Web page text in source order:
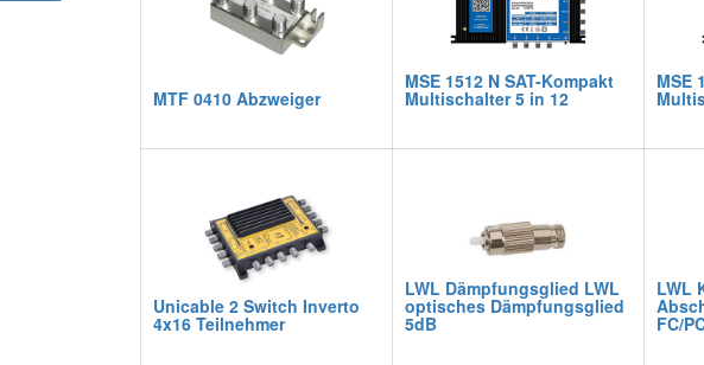
MTF 0410 Abzweiger
MSE 1512 N SAT-Kompakt
Multischalter 5 in 12
MSE
Unicable 2 Switch Inverto
4x16 Teilnehmer
LWL Dämpfungsglied LWL
optisches Dämpfungsglied
5dB
LWL
FC/